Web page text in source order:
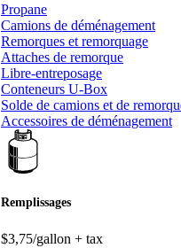
Propane
Camions de déménagement
Remorques et remorquage
Attaches de remorque
Libre-entreposage
Conteneurs U-Box
Solde de camions et de
Accessoires de déménagement
Remplissages
$3,75/gallon + tax